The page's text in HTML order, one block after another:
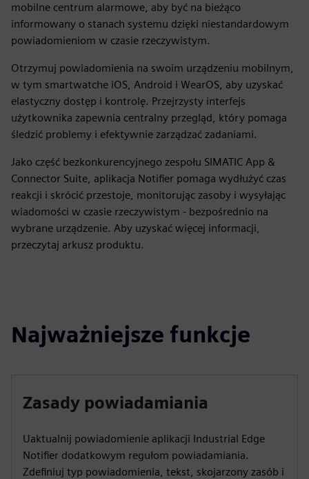
mobilne centrum alarmowe, aby być na bieżąco
informowany o stanach systemu dzięki niestandardowym
powiadomieniom w czasie rzeczywistym.
Otrzymuj powiadomienia na swoim urządzeniu mobilnym,
w tym smartwatche iOS, Android i WearOS, aby uzyskać
elastyczny dostęp i kontrolę. Przejrzysty interfejs
użytkownika zapewnia centralny przegląd, który pomaga
śledzić problemy i efektywnie zarządzać zadaniami.
Jako część bezkonkurencyjnego zespołu SIMATIC App &
Connector Suite, aplikacja Notifier pomaga wydłużyć czas
reakcji i skrócić przestoje, monitorując zasoby i wysyłając
wiadomości w czasie rzeczywistym - bezpośrednio na
wybrane urządzenie. Aby uzyskać więcej informacji,
przeczytaj arkusz produktu.
Najważniejsze funkcje
Zasady powiadamiania
Uaktualnij powiadomienie aplikacji Industrial Edge
Notifier dodatkowym regułom powiadamiania.
Zdefiniuj typ powiadomienia, tekst, skojarzony zasób i